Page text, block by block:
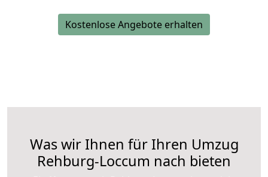
Kostenlose Angebote erhalten
Was wir Ihnen für Ihren Umzug
Rehburg-Loccum nach bieten